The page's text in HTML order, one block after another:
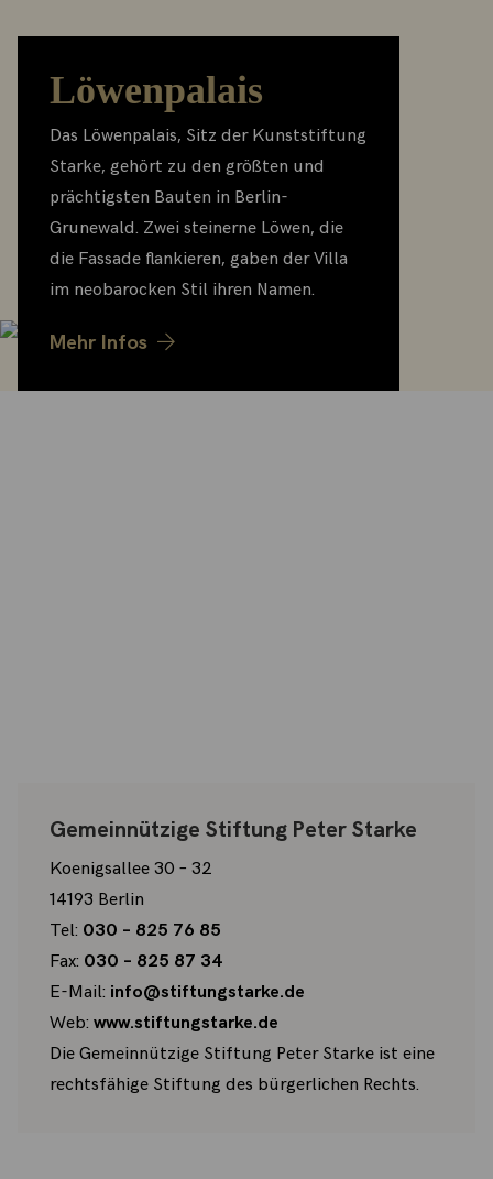
Löwenpalais
Das Löwenpalais, Sitz der Kunststiftung
Starke, gehört zu den größten und
prächtigsten Bauten in Berlin-
Grunewald. Zwei steinerne Löwen, die
die Fassade flankieren, gaben der Villa
im neobarocken Stil ihren Namen.
Mehr Infos
Gemeinnützige Stiftung Peter Starke
Koenigsallee 30 – 32
14193 Berlin
Tel: 030 – 825 76 85
Fax: 030 – 825 87 34
E-Mail: info@stiftungstarke.de
Web:www.stiftungstarke.de
Die Gemeinnützige Stiftung Peter Starke ist eine
rechtsfähige Stiftung des bürgerlichen Rechts.